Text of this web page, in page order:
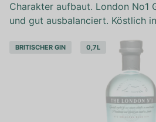
Charakter aufbaut. London No1
und gut ausbalanciert. Köstlich
BRITISCHER GIN 0,7L